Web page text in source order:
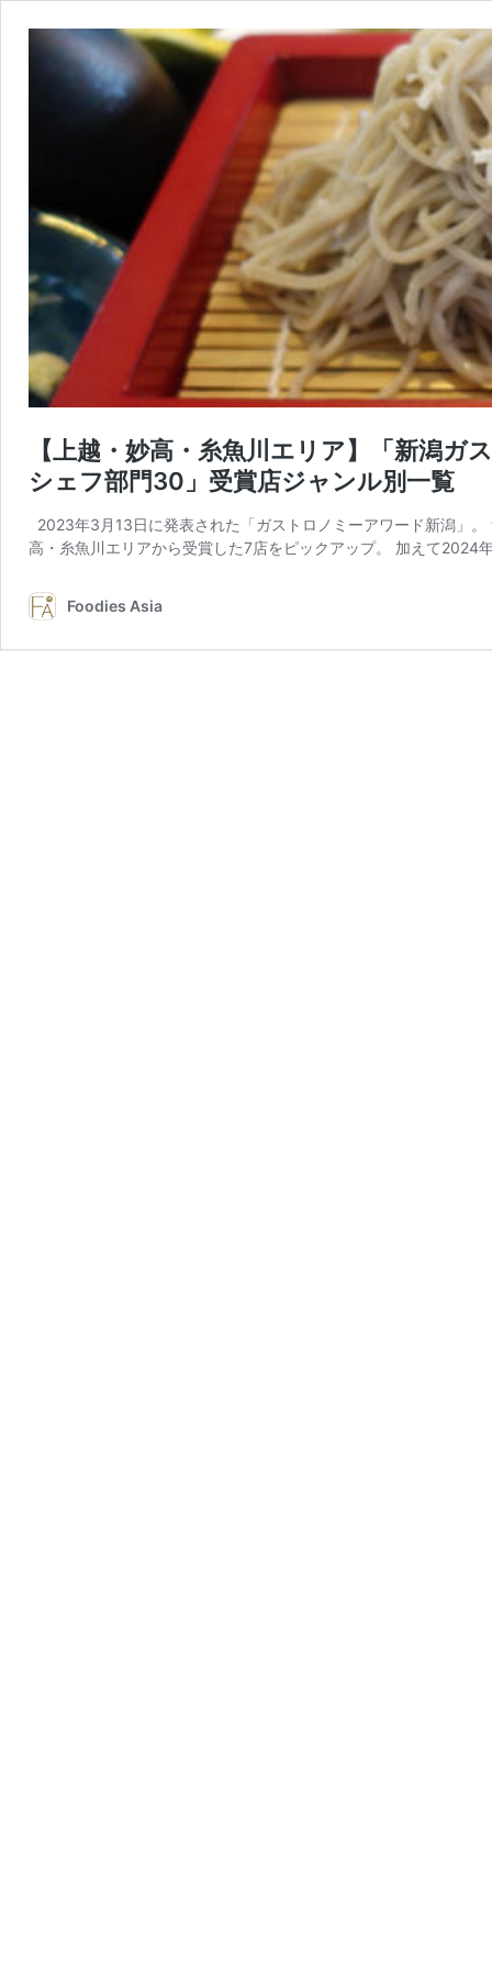
【上越・妙高・糸魚川エリア】「新潟
シェフ部門30」受賞店ジャンル別一覧
2023年3月13日に発表された「ガストロノミーアワード新潟」
高・糸魚川エリアから受賞した7店をピックアップ。 加えて2024
Foodies Asia